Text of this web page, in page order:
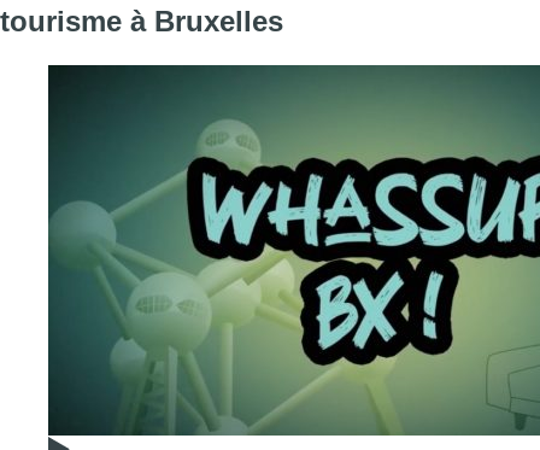
tourisme à Bruxelles